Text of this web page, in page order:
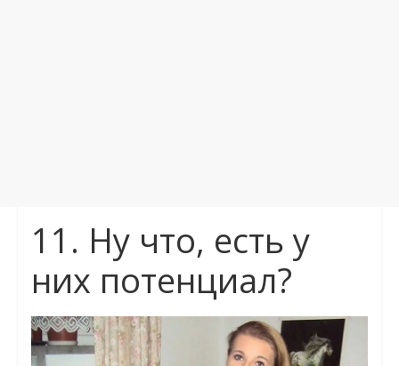
11. Ну что, есть у
них потенциал?